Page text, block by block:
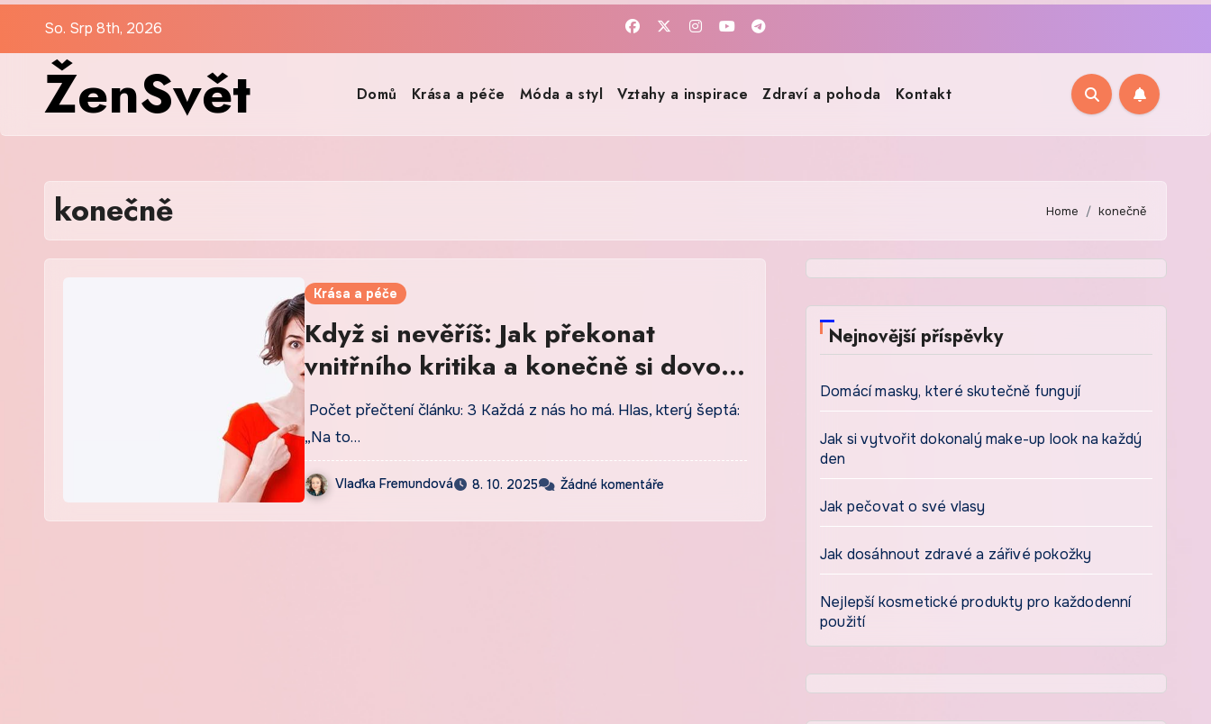
content
So. Srp 8th, 2026
ŽenSvět Domů Krása a péče Móda a styl Vztahy a inspirace Zdraví a pohoda Kontakt
konečně Home konečně
Krása a péče
Když si nevěříš: Jak překonat
vnitřního kritika a konečně si dovolit
zářit
Počet přečtení článku: 3 Každá z nás ho má. Hlas, který šeptá:
„Na to…
Vlaďka Fremundová 8. 10. 2025 Žádné komentáře
Nejnovější příspěvky
Domácí masky, které skutečně fungují
Jak si vytvořit dokonalý make-up look na každý
den
Jak pečovat o své vlasy
Jak dosáhnout zdravé a zářivé pokožky
Nejlepší kosmetické produkty pro každodenní
použití